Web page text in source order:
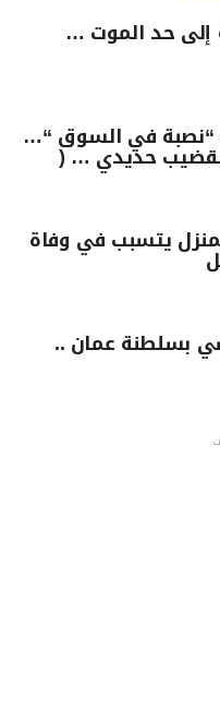
إلى حد الموت …
“نصبة في السوق “…
حديدي … (
يتسبب في وفاة
بسلطنة عمان ..